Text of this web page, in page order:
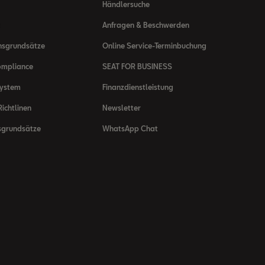
Händlersuche
Anfragen & Beschwerden
Online Service-Terminbuchung
SEAT FOR BUSINESS
Finanzdienstleistung
Newsletter
WhatsApp Chat